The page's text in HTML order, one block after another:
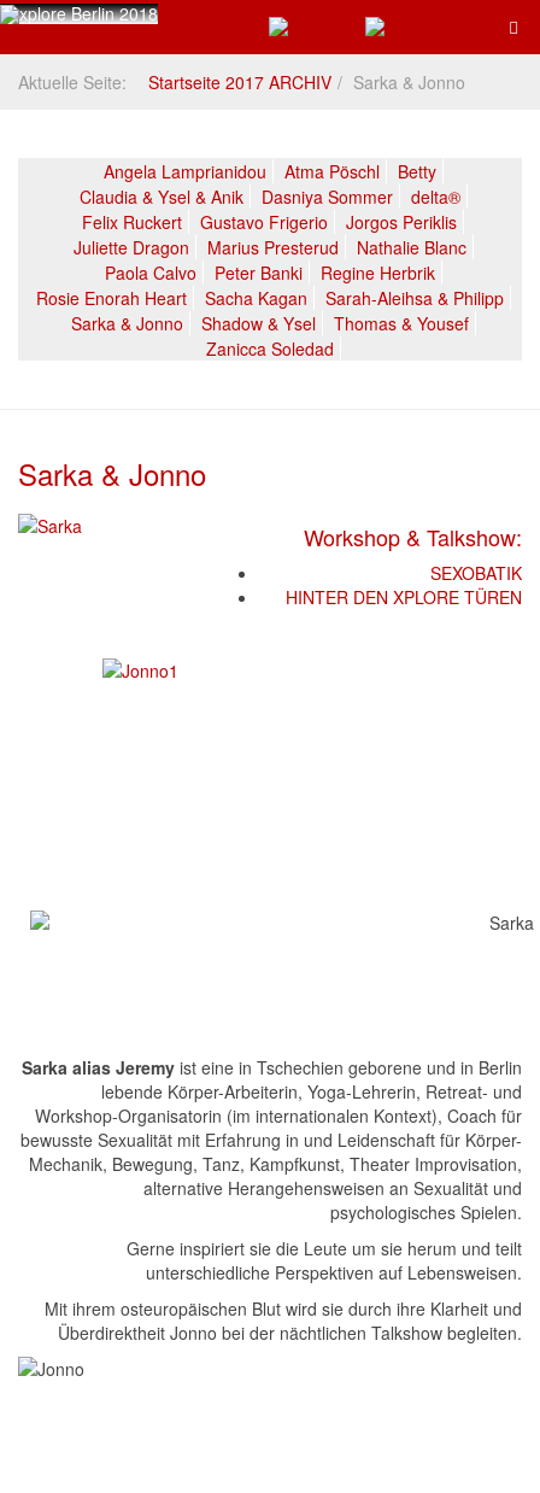
Aktuelle Seite: Startseite 2017 ARCHIV Sarka & Jonno
Angela Lamprianidou Atma Pöschl
Betty
Claudia & Ysel & Anik
Dasniya Sommer
delta®
Felix Ruckert
Gustavo Frigerio
Jorgos Periklis
Juliette Dragon
Marius Presterud
Nathalie Blanc
Paola Calvo
Peter Banki
Regine Herbrik
Rosie Enorah Heart
Sacha Kagan
Sarah-Aleihsa & Philipp
Sarka & Jonno
Shadow & Ysel
Thomas & Yousef
Zanicca Soledad
Sarka & Jonno
Workshop & Talkshow:
SEXOBATIK
HINTER DEN XPLORE TÜREN
Sarka alias Jeremy ist eine in Tschechien geborene und in Berlin
lebende Körper-Arbeiterin, Yoga-Lehrerin, Retreat- und
Workshop-Organisatorin (im internationalen Kontext), Coach für
bewusste Sexualität mit Erfahrung in und Leidenschaft für Körper-
Mechanik, Bewegung, Tanz, Kampfkunst, Theater Improvisation,
alternative Herangehensweisen an Sexualität und
psychologisches Spielen.
Gerne inspiriert sie die Leute um sie herum und teilt
unterschiedliche Perspektiven auf Lebensweisen.
Mit ihrem osteuropäischen Blut wird sie durch ihre Klarheit und
Überdirektheit Jonno bei der nächtlichen Talkshow begleiten.